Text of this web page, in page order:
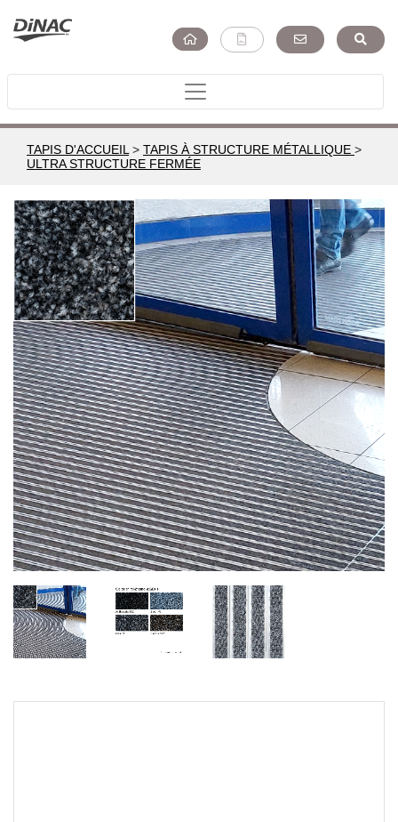
TAPIS D'ACCUEIL > TAPIS À STRUCTURE MÉTALLIQUE >
ULTRA STRUCTURE FERMÉE